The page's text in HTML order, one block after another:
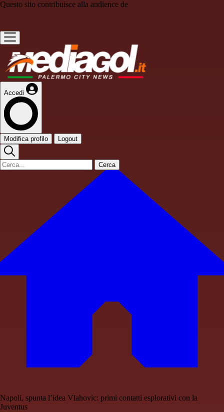
Questo sito contribuisce alla audience de
Accedi
Modifica profilo Logout
Cerca
Napoli, spunta l’idea Vlahovic: primi contatti esplorativi con la
Juventus